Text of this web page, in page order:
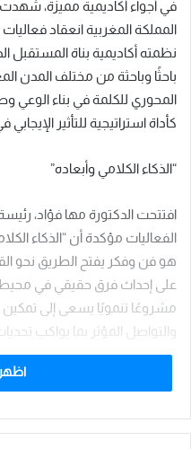
في أجواء أكاديمية مميزة، شهدت
المملكة المغربية انعقاد
نظمته أكاديمية بناة
باحثًا وباحثة من مختلف المدن
المحوري للكلمة في بناء الوعي
كأداة استراتيجية للتأثير
“الذكاء الكلامي وأبعاده”
افتتحت الدكتورة مها فؤاد،
الفعاليات مؤكدة أن “الذكاء
هو فن وفكر يفتح الطريق نحو
على إحداث فرق حقيقي في
مشروعًا تنمويًا يسعى إلى تمكين
والتواصل المؤثر بما يواكب
وقد تناولت الجلسات أنواع الذكاء